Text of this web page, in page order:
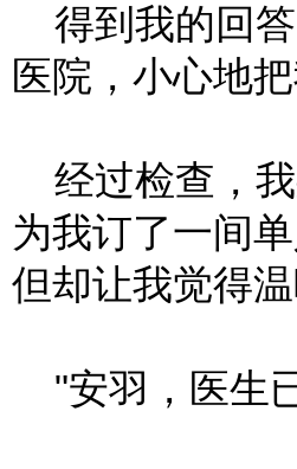
得到我的回答
医院，小心地
经过检查，我
为我订了一间
但却让我觉得
"安羽，医生